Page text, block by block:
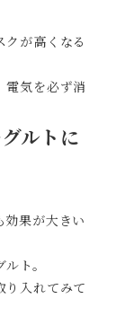
が高くなる
電気を必ず消
ルトに
効果が大きい
ト。
り入れてみて